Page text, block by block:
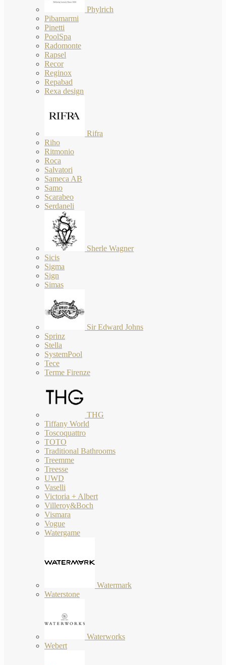
Phylrich
Pibamarmi
Pinetti
PoolSpa
Radomonte
Rapsel
Recor
Reginox
Repabad
Rexa design
Rifra
Riho
Ritmonio
Roca
Salvatori
Sameca AB
Samo
Scarabeo
Serdaneli
Sherle Wagner
Sicis
Sigma
Sign
Simas
Sir Edward Johns
Sprinz
Stella
SystemPool
Tece
Terme Firenze
THG
Tiffany World
Toscoquattro
TOTO
Traditional Bathrooms
Treemme
Treesse
UWD
Vaselli
Victoria + Albert
Villeroy&Boch
Vismara
Vogue
Watergame
Watermark
Waterstone
Waterworks
Webert